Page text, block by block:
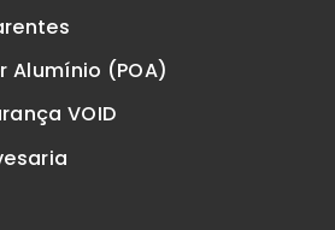
Alumínio (POA)
VOID